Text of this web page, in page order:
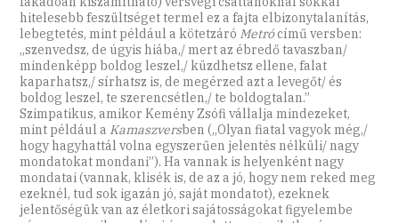
hitelesebb feszültséget termel ez a fajta elbizonytalanítás,
lebegtetés, mint például a kötetzáró Metrócímű versben:
„szenvedsz, de úgyis hiába,/ mert az ébredő tavaszban/
mindenképp boldog leszel,/ küzdhetsz ellene, falat
kaparhatsz,/ sírhatsz is, de megérzed azt a levegőt/ és
boldog leszel, te szerencsétlen,/ te boldogtalan.”
Szimpatikus, amikor Kemény Zsófi vállalja mindezeket,
mint például a Kamaszversben („Olyan fiatal vagyok még,/
hogy hagyhattál volna egyszerűen jelentés nélküli/ nagy
mondatokat mondani”). Ha vannak is helyenként nagy
mondatai (vannak, klisék is, de az a jó, hogy nem reked meg
ezeknél, tud sok igazán jó, saját mondatot), ezeknek
jelentőségük van az életkori sajátosságokat figyelembe